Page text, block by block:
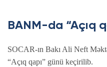
BANM-da “Açıq
SOCAR-ın Bakı Ali Neft
“Açıq qapı” günü keçirilib.